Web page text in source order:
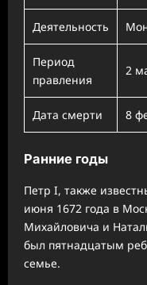
Деятельность
Период
правления
2
Дата смерти 8
Ранние годы
Петр I, также
июня 1672 года в
Михайловича и
был пятнадцатым
семье.